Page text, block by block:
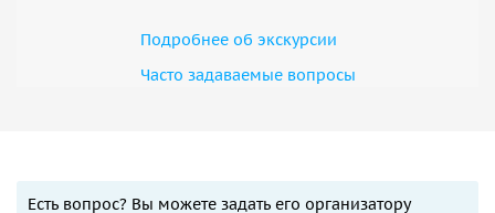
Подробнее об экскурсии
Часто задаваемые вопросы
Есть вопрос? Вы можете задать его организатору